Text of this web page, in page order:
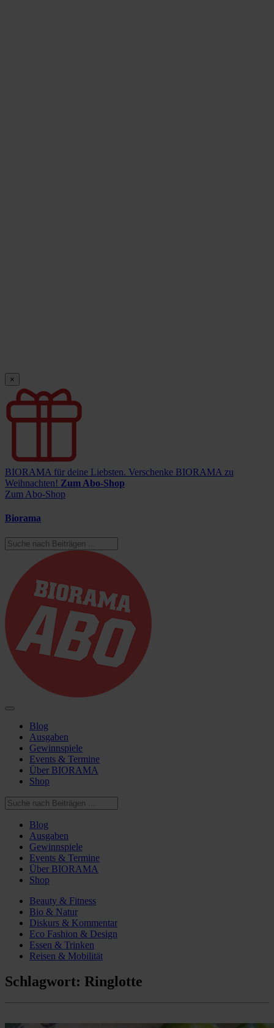
×
BIORAMA für deine Liebsten. Verschenke BIORAMA zu
Weihnachten! Zum Abo-Shop
Zum Abo-Shop
Biorama
Blog
Ausgaben
Gewinnspiele
Events & Termine
Über BIORAMA
Shop
Blog
Ausgaben
Gewinnspiele
Events & Termine
Über BIORAMA
Shop
Beauty & Fitness
Bio & Natur
Diskurs & Kommentar
Eco Fashion & Design
Essen & Trinken
Reisen & Mobilität
Schlagwort: Ringlotte